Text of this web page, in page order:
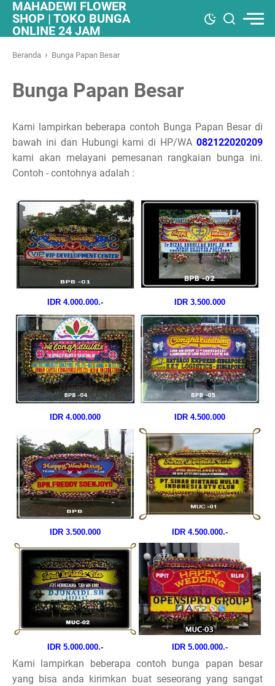
MAHADEWI FLOWER
SHOP | TOKO BUNGA
ONLINE 24 JAM
Beranda › Bunga Papan Besar
Bunga Papan Besar
Kami lampirkan beberapa contoh Bunga Papan Besar di
bawah ini dan Hubungi kami di HP/WA 082122020209
kami akan melayani pemesanan rangkaian bunga ini.
Contoh - contohnya adalah :
IDR 4.000.000.- IDR 3.500.000
IDR 4.000.000 IDR 4.500.000
IDR 3.500.000 IDR 4.500.000.-
IDR 5.000.000.- IDR 5.000.000.-
Kami lampirkan beberapa contoh bunga papan besar
yang bisa anda kirimkan buat seseorang yang sangat